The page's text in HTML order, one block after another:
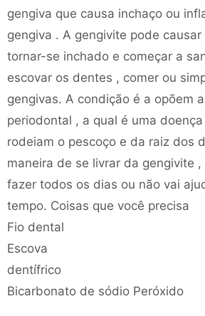
gengiva que causa inchaço ou
gengiva . A gengivite pode
tornar-se inchado e começar a
escovar os dentes , comer ou
gengivas. A condição é a opõem
periodontal , a qual é uma
rodeiam o pescoço e da raiz dos
maneira de se livrar da gengivite
fazer todos os dias ou não vai
tempo. Coisas que você precisa
Fio dental
Escova
dentífrico
Bicarbonato de sódio Peróxido